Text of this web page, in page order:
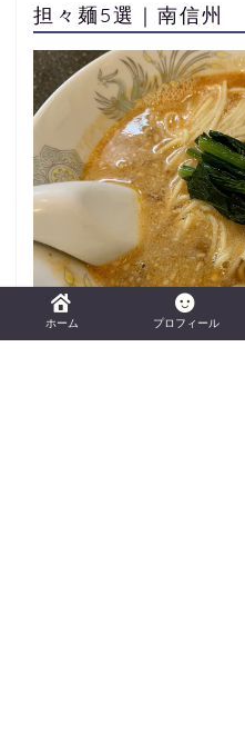
担々麺5選｜南信州
おすすめの担々麺を紹介！
ホーム プロフィール